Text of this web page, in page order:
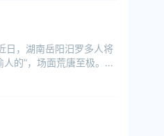
日，湖南岳阳汨罗多人将
的”，场面荒唐至极。把